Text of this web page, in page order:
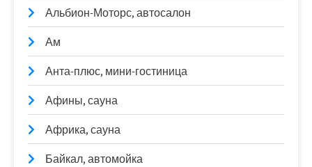
Альбион-Моторс, автосалон
Ам
Анта-плюс, мини-гостиница
Афины, сауна
Африка, сауна
Байкал, автомойка